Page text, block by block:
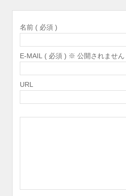
名前 ( 必須 )
E-MAIL ( 必須 ) ※ 公開されません
URL